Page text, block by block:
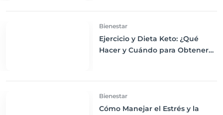
Bienestar
Ejercicio y Dieta Keto: ¿Qué
Hacer y Cuándo para Obtener
Bienestar
Cómo Manejar el Estrés y la